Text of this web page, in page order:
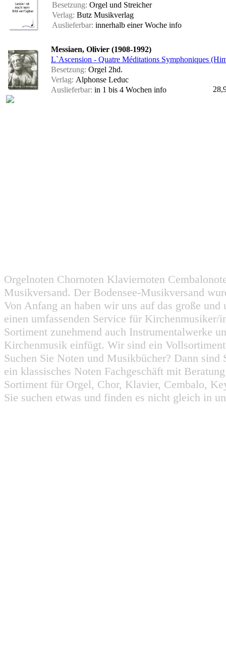
Besetzung: Orgel und Streicher
Verlag: Butz Musikverlag
Auslieferbar: innerhalb einer Woche info
Messiaen, Olivier (1908-1992)
L`Ascension - Quatre Méditations Symphoniques
Besetzung: Orgel 2hd.
Verlag: Alphonse Leduc
Auslieferbar: in 1 bis 4 Wochen info
Orgelnoten Chornoten Klaviernoten
Musikversand. Der Bodensee-Musikversand
Von Anfang an haben wir uns auf das große
einen umfassenden Service für
Sortiment zunehmend auch Instrumentalwerke
Kirchenmusik einfügt. Wir sind ein
Suchen Sie Noten und Musikbücher? Dann
ein klassisches Noten Fachgeschäft mit
Sortiment für Orgel, Chor, Klavier, Cembalo,
Sie suchen etwas und finden es nicht gleich in